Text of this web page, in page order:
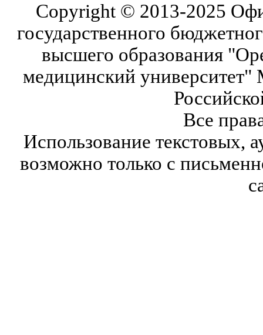
Copyright © 2013-2025
государственного
высшего образования
медицинский университет"
Все
Использование текстовых,
возможно только с